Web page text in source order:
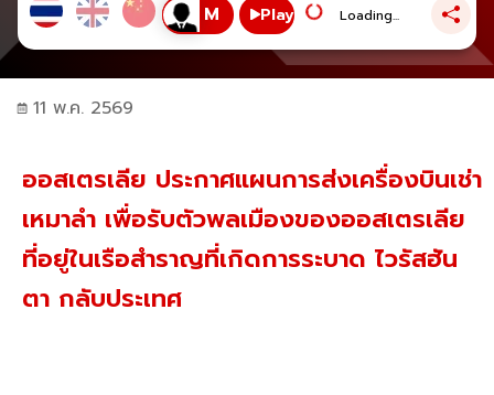
Play Loading...
11 พ.ค. 2569
ออสเตรเลีย ประกาศแผนการส่งเครื่องบินเช่า
เหมาลำ เพื่อรับตัวพลเมืองของออสเตรเลีย
ที่อยู่ในเรือสำราญที่เกิดการระบาด ไวรัสฮัน
ตา กลับประเทศ